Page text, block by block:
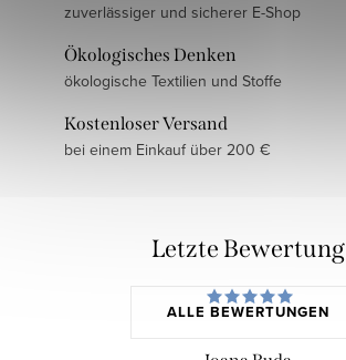
zuverlässiger und sicherer E-Shop
Ökologisches Denken
ökologische Textilien und Stoffe
Kostenloser Versand
bei einem Einkauf über 200 €
Letzte Bewertung
ALLE BEWERTUNGEN